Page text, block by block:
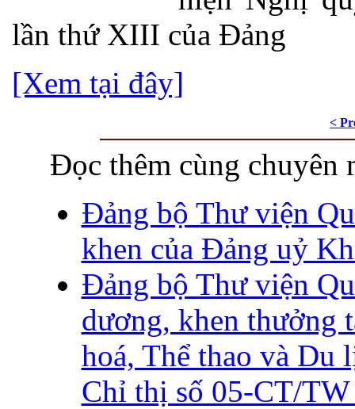
lần thứ XIII của Đảng
[Xem tại đây]
<
Đọc thêm cùng chuyên
Đảng bộ Thư viện
khen của Đảng uỷ
Đảng bộ Thư viện
dương, khen thưởng
hoá, Thể thao và Du
Chỉ thị số 05-CT/